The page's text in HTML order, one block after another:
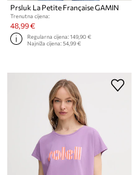
Prsluk La Petite Française GAMIN
Trenutna cijena:
48,99 €
Regularna cijena:149,90 €
Najniža cijena:54,99 €